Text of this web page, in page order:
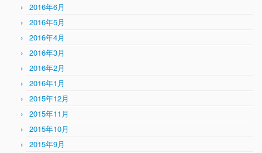
2016年6月
2016年5月
2016年4月
2016年3月
2016年2月
2016年1月
2015年12月
2015年11月
2015年10月
2015年9月